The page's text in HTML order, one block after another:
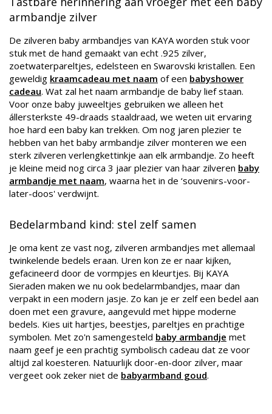
armbandje zilver
De zilveren baby armbandjes van KAYA worden stuk voor
stuk met de hand gemaakt van echt .925 zilver,
zoetwaterpareltjes, edelsteen en Swarovski kristallen. Een
geweldig kraamcadeau met naam of een babyshower
cadeau. Wat zal het naam armbandje de baby lief staan.
Voor onze baby juweeltjes gebruiken we alleen het
állersterkste 49-draads staaldraad, we weten uit ervaring
hoe hard een baby kan trekken. Om nog jaren plezier te
hebben van het baby armbandje zilver monteren we een
sterk zilveren verlengkettinkje aan elk armbandje. Zo heeft
je kleine meid nog circa 3 jaar plezier van haar zilveren baby
armbandje met naam, waarna het in de ‘souvenirs-voor-
later-doos' verdwijnt.
Bedelarmband kind: stel zelf samen
Je oma kent ze vast nog, zilveren armbandjes met allemaal
twinkelende bedels eraan. Uren kon ze er naar kijken,
gefacineerd door de vormpjes en kleurtjes. Bij KAYA
Sieraden maken we nu ook bedelarmbandjes, maar dan
verpakt in een modern jasje. Zo kan je er zelf een bedel aan
doen met een gravure, aangevuld met hippe moderne
bedels. Kies uit hartjes, beestjes, pareltjes en prachtige
symbolen. Met zo'n samengesteld baby armbandje met
naam geef je een prachtig symbolisch cadeau dat ze voor
altijd zal koesteren. Natuurlijk door-en-door zilver, maar
vergeet ook zeker niet de babyarmband goud.